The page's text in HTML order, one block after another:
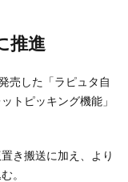
推進
売した「ラピュタ自
トピッキング機能」
き搬送に加え、より
。